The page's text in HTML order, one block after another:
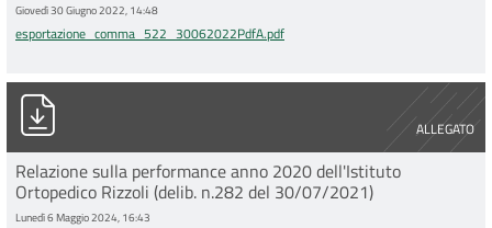
Giovedì 30 Giugno 2022, 14:48
esportazione_comma_522_30062022PdfA.pdf
ALLEGATO
DEL 282_2021_RELAZIONE PERFORMANCE ANNO 2020
Relazione sulla performance anno 2020 dell'Istituto
Ortopedico Rizzoli (delib. n.282 del 30/07/2021)
Lunedì 6 Maggio 2024, 16:43